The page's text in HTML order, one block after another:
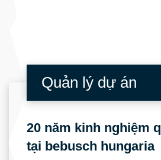
Quản lý dự án
20 năm kinh nghiệm
tại bebusch hungaria